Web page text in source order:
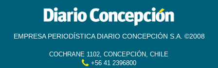
EMPRESA PERIODÍSTICA DIARIO CONCEPCIÓN S.A. ©2008
COCHRANE 1102, CONCEPCIÓN, CHILE
+56 41 2396800